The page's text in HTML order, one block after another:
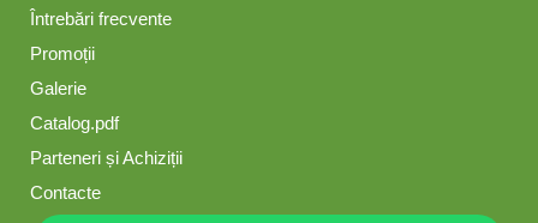
Întrebări frecvente
Promoții
Galerie
Catalog.pdf
Parteneri și Achiziții
Contacte